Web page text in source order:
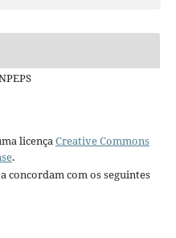
licençaCreative Commons
.
concordam com os seguintes